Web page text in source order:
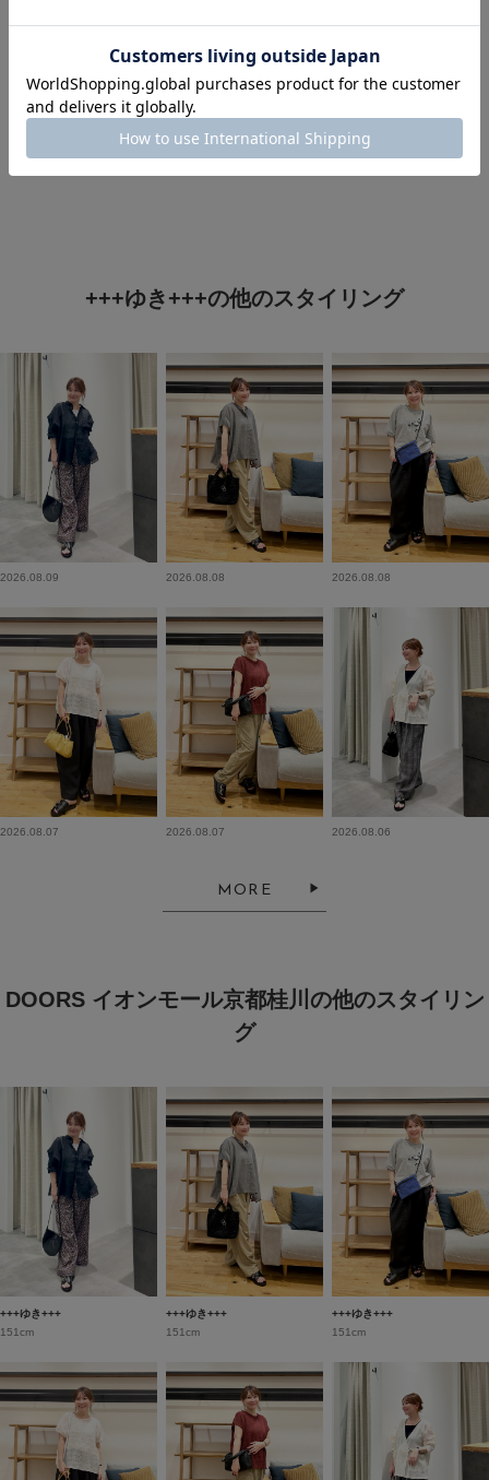
タグ
#st2605 #150cm台コーデ #40代ファッション
+++ゆき+++の他のスタイリング
2026.08.09 2026.08.08 2026.08.08
2026.08.07 2026.08.07 2026.08.06
MORE
DOORS イオンモール京都桂川の他のスタイリン
グ
+++ゆき+++
151cm
+++ゆき+++
151cm
+++ゆき+++
151cm